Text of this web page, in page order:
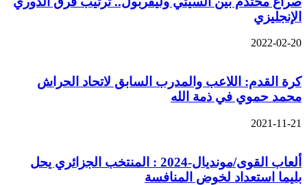
الإنجليزي
2022-02-20
كرة القدم: اللاعب والمدرب السابق لاتحاد الحراش
محمد حموي في ذمة الله
2021-11-21
ألعاب القوى/مونديال-2024 : المنتخب الجزائري يحل
بليما استعداد لخوض المنافسة